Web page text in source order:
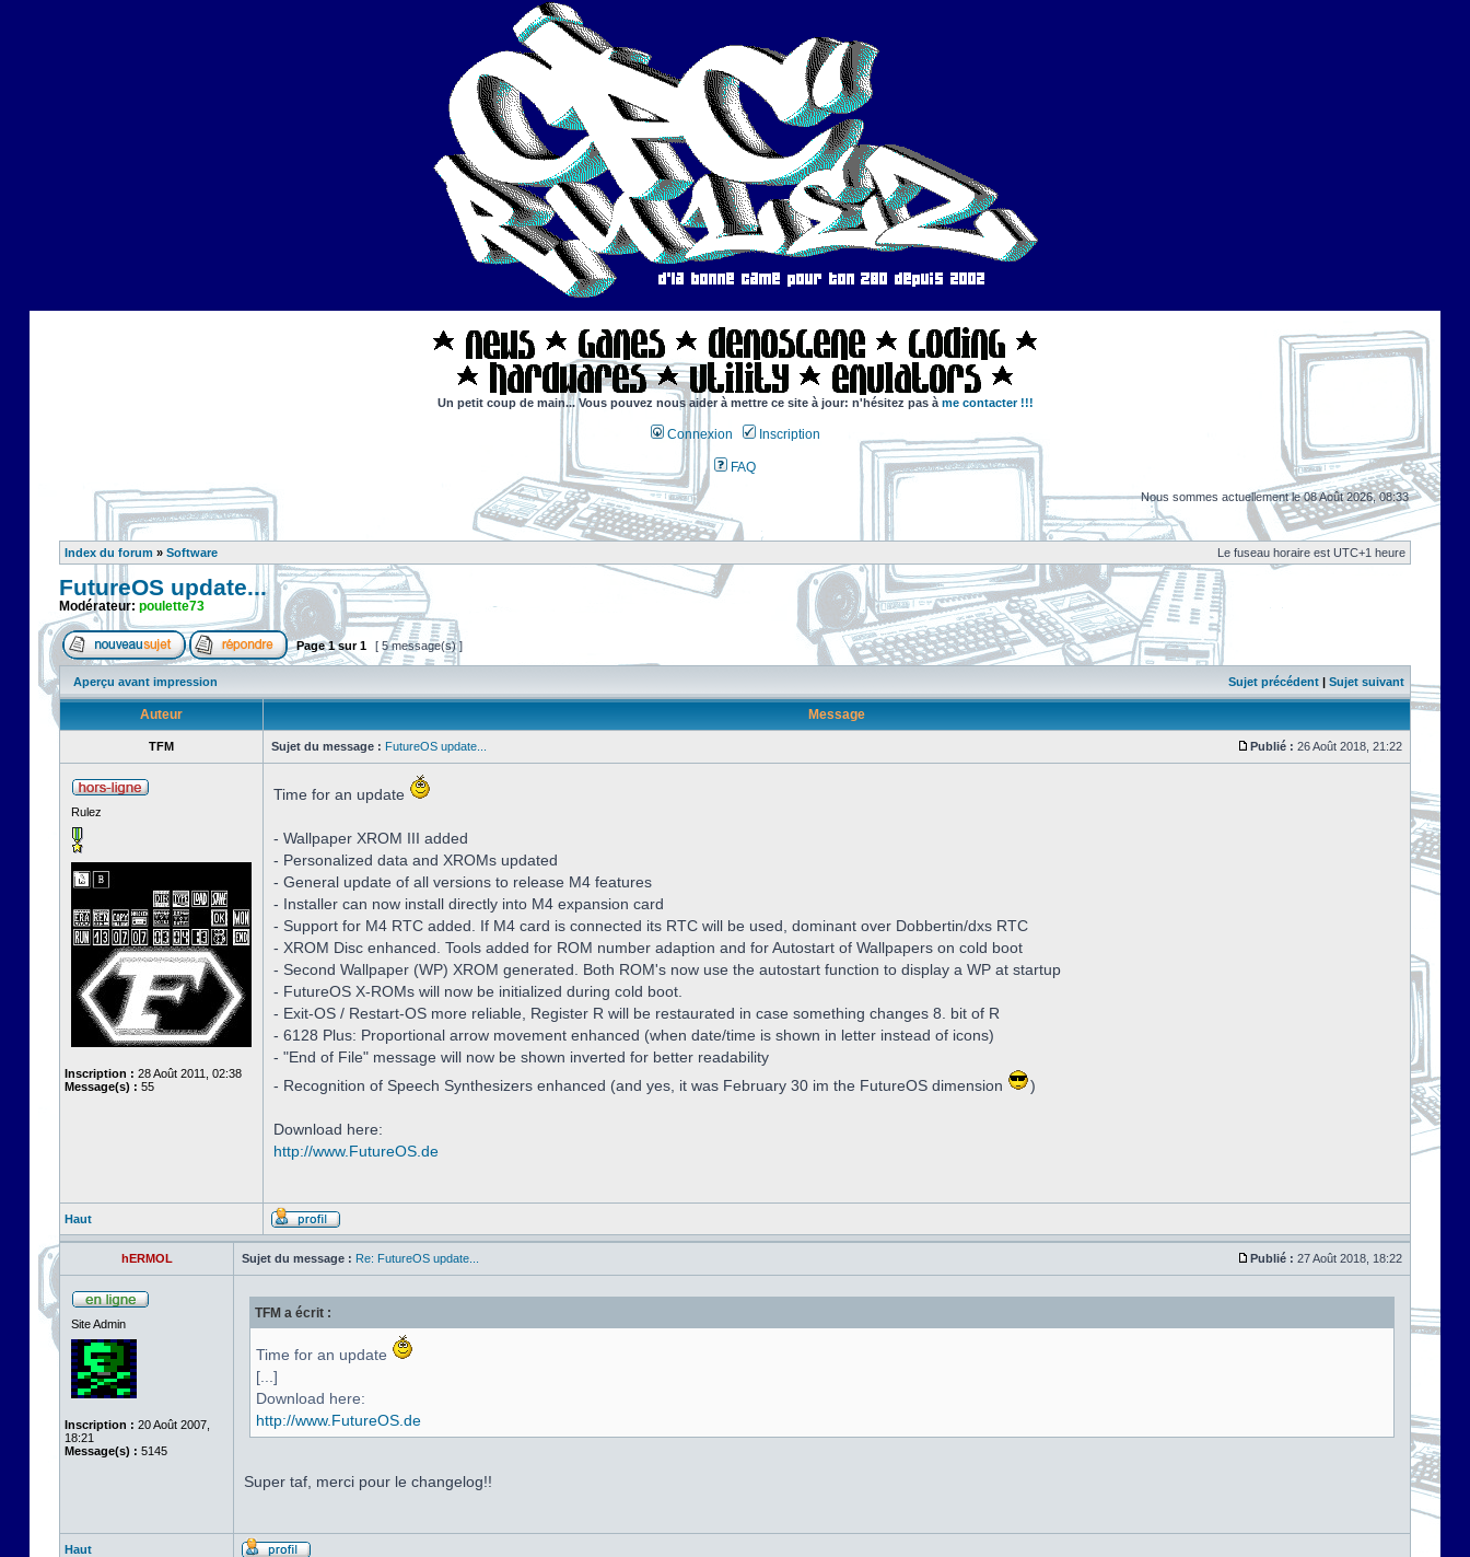
Un petit coup de main... Vous pouvez nous aider à mettre ce site à jour: n'hésitez pas à me contacter !!!
Connexion Inscription
FAQ
Nous sommes actuellement le 08 Août 2026, 08:33
Index du forum » Software Le fuseau horaire est UTC+1 heure
FutureOS update...
Modérateur: poulette73
Page1sur1 [ 5 message(s) ]
Aperçu avant impression Sujet précédent | Sujet suivant
Auteur Message
TFM Sujet du message : FutureOS update... Publié : 26 Août 2018, 21:22
Rulez
Inscription : 28 Août 2011, 02:38
Message(s) : 55
Time for an update
- Wallpaper XROM III added
- Personalized data and XROMs updated
- General update of all versions to release M4 features
- Installer can now install directly into M4 expansion card
- Support for M4 RTC added. If M4 card is connected its RTC will be used, dominant over Dobbertin/dxs RTC
- XROM Disc enhanced. Tools added for ROM number adaption and for Autostart of Wallpapers on cold boot
- Second Wallpaper (WP) XROM generated. Both ROM's now use the autostart function to display a WP at startup
- FutureOS X-ROMs will now be initialized during cold boot.
- Exit-OS / Restart-OS more reliable, Register R will be restaurated in case something changes 8. bit of R
- 6128 Plus: Proportional arrow movement enhanced (when date/time is shown in letter instead of icons)
- "End of File" message will now be shown inverted for better readability
- Recognition of Speech Synthesizers enhanced (and yes, it was February 30 im the FutureOS dimension
)
Download here:
http://www.FutureOS.de
Haut
hERMOL Sujet du message : Re: FutureOS update... Publié : 27 Août 2018, 18:22
Site Admin
Inscription : 20 Août 2007,
18:21
Message(s) : 5145
TFM a écrit :
Time for an update
[...]
Download here:
http://www.FutureOS.de
Super taf, merci pour le changelog!!
Haut